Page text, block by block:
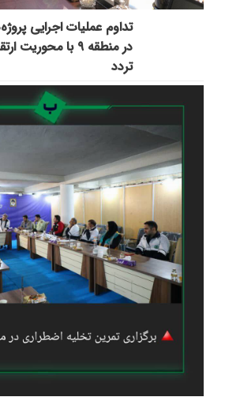
در منطقه ۹ با
تردد